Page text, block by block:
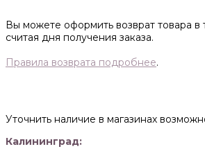
Вы можете оформить возврат товара в
считая дня получения заказа.
Правила возврата подробнее.
Уточнить наличие в магазинах
Калининград: